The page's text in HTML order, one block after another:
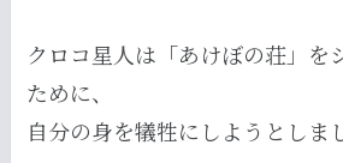
クロコ星人は「あけぼの荘」を
ために、
自分の身を犠牲にしようとしま